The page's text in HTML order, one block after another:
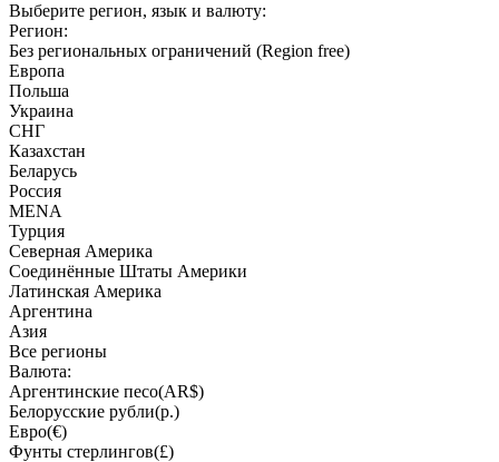
Выберите регион, язык и валюту:
Регион:
Без региональных ограничений (Region free)
Европа
Польша
Украина
СНГ
Казахстан
Беларусь
Россия
MENA
Турция
Северная Америка
Соединённые Штаты Америки
Латинская Америка
Аргентина
Азия
Все регионы
Валюта:
Аргентинские песо(AR$)
Белорусские рубли(р.)
Евро(€)
Фунты стерлингов(£)